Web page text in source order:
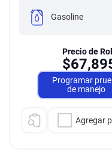
Gasoline
Precio de
$
Programar
de manejo
Agregar